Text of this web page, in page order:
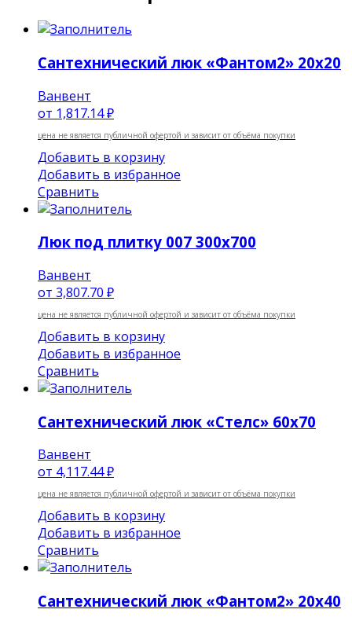
Сантехнический люк «Фантом2» 20х20
Ванвент
от 1,817.14 ₽
цена не является публичной офертой и зависит от объёма покупки
Добавить в корзину
Добавить в избранное
Сравнить
Люк под плитку 007 300х700
Ванвент
от 3,807.70 ₽
цена не является публичной офертой и зависит от объёма покупки
Добавить в корзину
Добавить в избранное
Сравнить
Сантехнический люк «Стелс» 60х70
Ванвент
от 4,117.44 ₽
цена не является публичной офертой и зависит от объёма покупки
Добавить в корзину
Добавить в избранное
Сравнить
Сантехнический люк «Фантом2» 20х40